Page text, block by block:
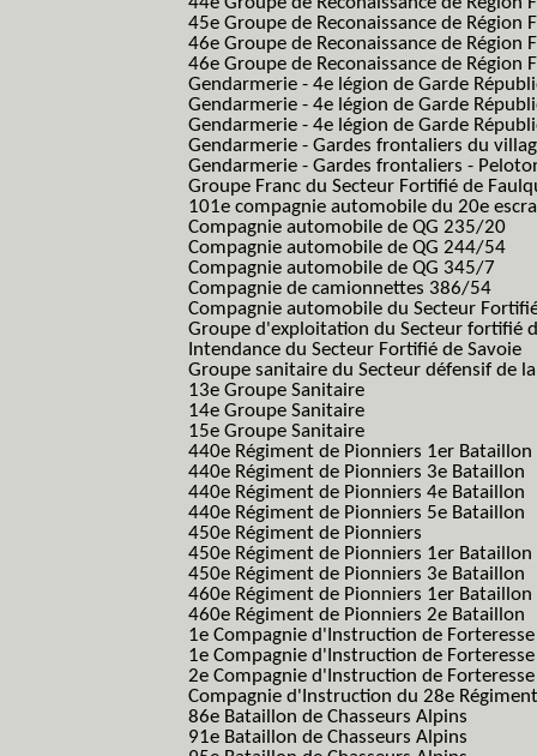
45e Groupe de Reconaissance de Région
46e Groupe de Reconaissance de Région
46e Groupe de Reconaissance de
Gendarmerie - 4e légion de Garde
Gendarmerie - 4e légion de Garde
Gendarmerie - 4e légion de Garde
Gendarmerie - Gardes frontaliers du
Gendarmerie - Gardes frontaliers -
Groupe Franc du Secteur Fortifié de
101e compagnie automobile du 20e
Compagnie automobile de QG 235/20
Compagnie automobile de QG 244/54
Compagnie automobile de QG 345/7
Compagnie de camionnettes 386/54
Compagnie automobile du Secteur
Groupe d'exploitation du Secteur fortifié
Intendance du Secteur Fortifié de Savoie
Groupe sanitaire du Secteur défensif de
13e Groupe Sanitaire
14e Groupe Sanitaire
15e Groupe Sanitaire
440e Régiment de Pionniers 1er Bataillon
440e Régiment de Pionniers 3e Bataillon
440e Régiment de Pionniers 4e Bataillon
440e Régiment de Pionniers 5e Bataillon
450e Régiment de Pionniers
450e Régiment de Pionniers 1er Bataillon
450e Régiment de Pionniers 3e Bataillon
460e Régiment de Pionniers 1er Bataillon
460e Régiment de Pionniers 2e Bataillon
1e Compagnie d'Instruction de
1e Compagnie d'Instruction de
2e Compagnie d'Instruction de
Compagnie d'Instruction du 28e
86e Bataillon de Chasseurs Alpins
91e Bataillon de Chasseurs Alpins